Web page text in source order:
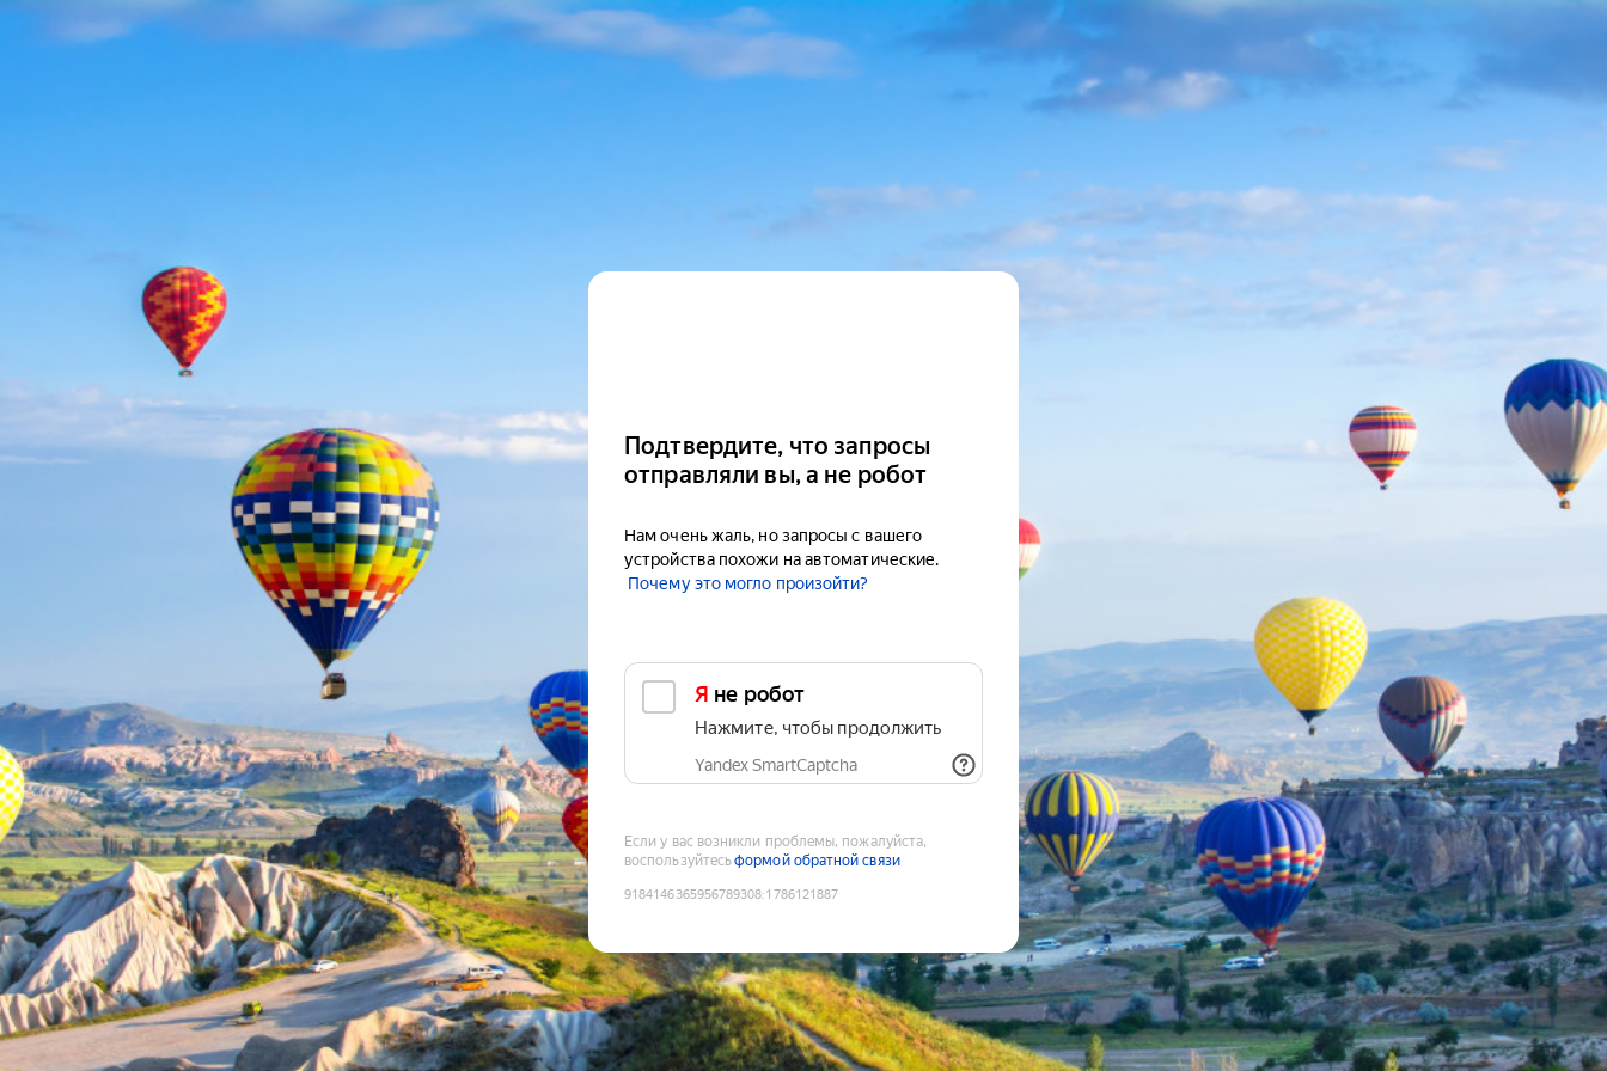
Подтвердите, что запросы
отправляли вы, а не робот
Нам очень жаль, но запросы с вашего
устройства похожи на автоматические.
Почему это могло произойти?
Я не робот
Нажмите, чтобы продолжить
Yandex SmartCaptcha
Если у вас возникли проблемы, пожалуйста,
воспользуйтесьформой обратной связи
9184146365956789308:1786121887